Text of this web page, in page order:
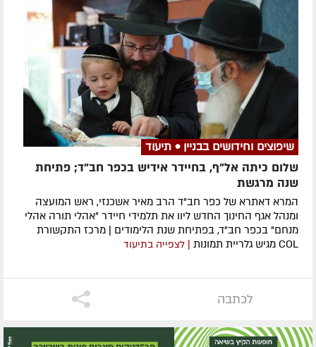
שיפוצים וחידושים בבניין • תיעוד
שלום כיתה אל"ף, בחיידר אידיש בכפר חב"ד; פתיחת
שנה מרגשת
המרא דאתרא של כפר חב"ד הרב מאיר אשכנזי, ראש המועצה
ומנהל אגף החינוך החדש ליוו את תלמידי חיידר "אהלי תורה אהלי
מנחם" בכפר חב"ד, בפתיחת שנת הלימודים | מרכז התקשורת
COL מגיש גלריית תמונות
| לצפייה בתיעוד
לכתבה